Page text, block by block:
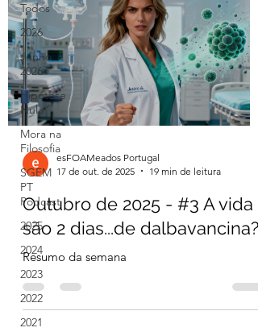
Todos
2026
Junho
2026
Hipótese
Nula
Mora na
Filosofia
SGEM
PT
Podcast
2025
2024
2023
2022
2021
esFOAMeados Portugal
17 de out. de 2025
19 min de leitura
Outubro de 2025 - #3 A vida
são 2 dias...de dalbavancina?
Resumo da semana